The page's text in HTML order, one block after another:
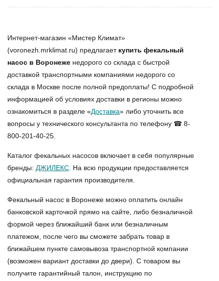
Интернет-магазин «Мистер Климат»
(voronezh.mrklimat.ru) предлагает купить фекальный
насос в Воронеже недорого со склада с быстрой
доставкой транспортными компаниями недорого со
склада в Москве после полной предоплаты! С подробной
информацией об условиях доставки в регионы можно
ознакомиться в разделе «Доставка» либо уточнить все
вопросы у технического консультанта по телефону ☎ 8-
800-201-40-25.
Каталог фекальных насосов включает в себя популярные
бренды: ДЖИЛЕКС . На всю продукции предоставляется
официальная гарантия производителя.
Фекальный насос в Воронеже можно оплатить онлайн
банковской карточкой прямо на сайте, либо безналичной
формой через ближайший банк или безналичным
платежом, после чего вы сможете забрать товар в
ближайшем пункте самовывоза транспортной компании
(возможен вариант доставки до двери). С товаром вы
получите гарантийный талон, инструкцию по